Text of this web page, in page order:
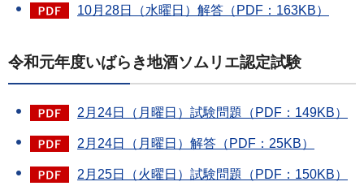
10月28日（水曜日）解答（PDF：163KB）
令和元年度いばらき地酒ソムリエ認定試験
2月24日（月曜日）試験問題（PDF：149KB）
2月24日（月曜日）解答（PDF：25KB）
2月25日（火曜日）試験問題（PDF：150KB）